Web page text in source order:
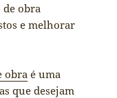
de obra
e melhorar
obra é uma
que desejam